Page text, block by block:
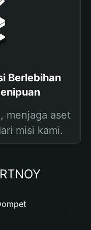
Berlebihan
menjaga aset
misi kami.